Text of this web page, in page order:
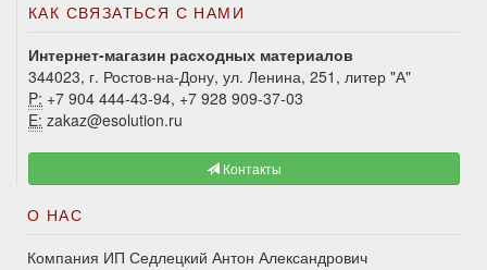
КАК СВЯЗАТЬСЯ С НАМИ
Интернет-магазин расходных материалов
344023, г. Ростов-на-Дону, ул. Ленина, 251, литер "А"
P: +7 904 444-43-94, +7 928 909-37-03
E: zakaz@esolution.ru
Контакты
О НАС
Компания ИП Седлецкий Антон Александрович